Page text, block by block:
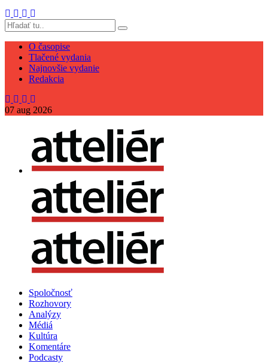
O časopise
Tlačené vydania
Najnovšie vydanie
Redakcia
07 aug 2026
Spoločnosť
Rozhovory
Analýzy
Médiá
Kultúra
Komentáre
Podcasty